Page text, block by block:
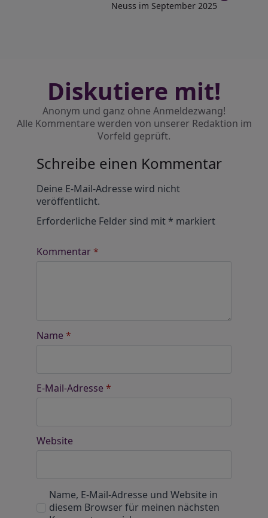
Neuss im September 2025
Diskutiere mit!
Anonym und ganz ohne Anmeldezwang!
Alle Kommentare werden von unserer Redaktion im
Vorfeld geprüft.
Schreibe einen Kommentar
Deine E-Mail-Adresse wird nicht
veröffentlicht.
Erforderliche Felder sind mit* markiert
Kommentar*
Name *
E-Mail-Adresse *
Website
Name, E-Mail-Adresse und Website in
diesem Browser für meinen nächsten